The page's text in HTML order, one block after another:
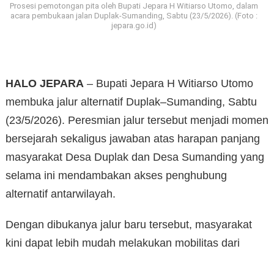
Prosesi pemotongan pita oleh Bupati Jepara H Witiarso Utomo, dalam
acara pembukaan jalan Duplak-Sumanding, Sabtu (23/5/2026). (Foto :
jepara.go.id)
HALO JEPARA – Bupati Jepara H Witiarso Utomo
membuka jalur alternatif Duplak–Sumanding, Sabtu
(23/5/2026). Peresmian jalur tersebut menjadi momen
bersejarah sekaligus jawaban atas harapan panjang
masyarakat Desa Duplak dan Desa Sumanding yang
selama ini mendambakan akses penghubung
alternatif antarwilayah.
Dengan dibukanya jalur baru tersebut, masyarakat
kini dapat lebih mudah melakukan mobilitas dari